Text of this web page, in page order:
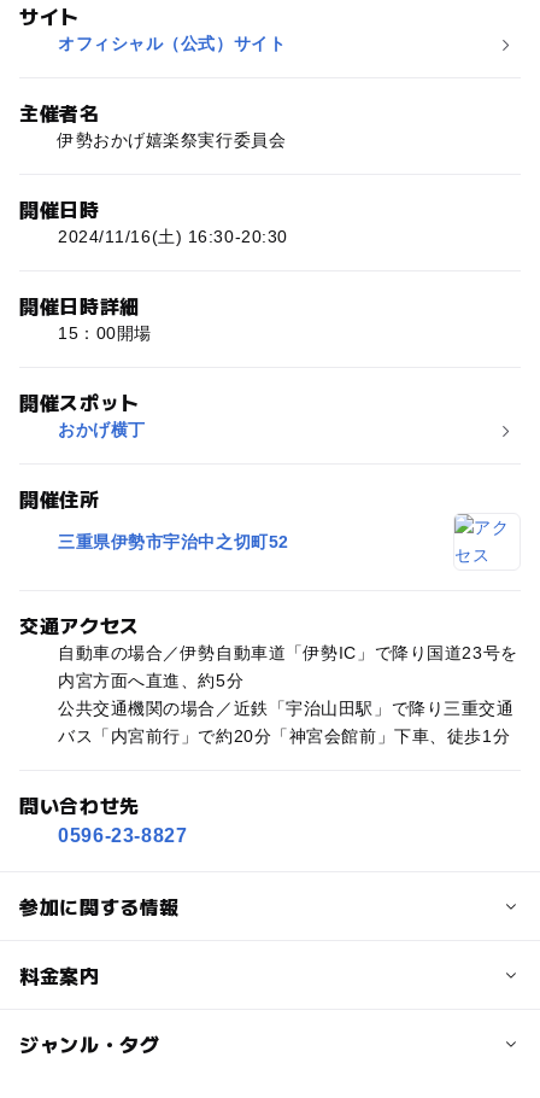
サイト
オフィシャル（公式）サイト
主催者名
伊勢おかげ嬉楽祭実行委員会
開催日時
2024/11/16(土) 16:30-20:30
開催日時詳細
15：00開場
開催スポット
おかげ横丁
開催住所
三重県伊勢市宇治中之切町52
交通アクセス
自動車の場合／伊勢自動車道「伊勢IC」で降り国道23号を
内宮方面へ直進、約5分
公共交通機関の場合／近鉄「宇治山田駅」で降り三重交通
バス「内宮前行」で約20分「神宮会館前」下車、徒歩1分
問い合わせ先
0596-23-8827
参加に関する情報
対象年齢
料金案内
子供の料金
ジャンル・タグ